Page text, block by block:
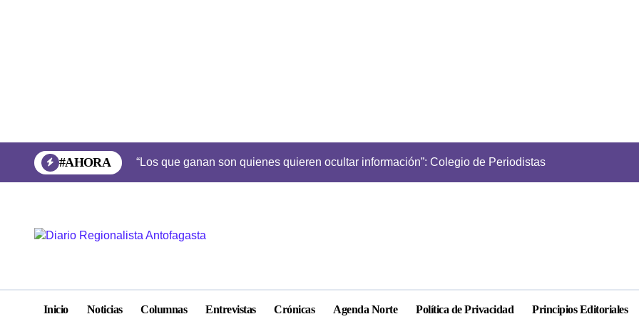
#AHORA “Los que ganan son quienes quieren ocultar información”: Colegio de Periodistas cuestiona la “Ley
Parque El Loa
Inicio Noticias Columnas Entrevistas Crónicas Agenda Norte Política de Privacidad Principios Editoriales